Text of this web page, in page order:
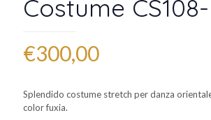
Costume
€300,00
Splendido costume stretch per danza
color fuxia.